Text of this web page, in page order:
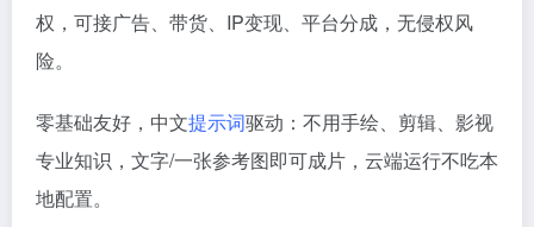
权，可接广告、带货、IP变现、平台分成，无侵权风
险。
零基础友好，中文提示词驱动：不用手绘、剪辑、影视
专业知识，文字/一张参考图即可成片，云端运行不吃本
地配置。